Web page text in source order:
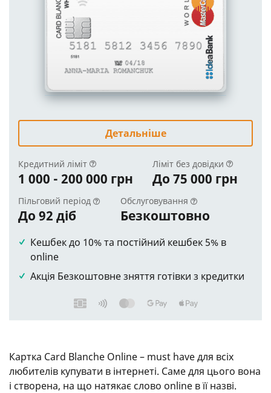
Детальніше
Кредитний ліміт
1 000 - 200 000 грн
Ліміт без довідки
До 75 000 грн
Пільговий період
До 92 діб
Обслуговування
Безкоштовно
Кешбек до 10% та постійний кешбек 5% в
online
Акція Безкоштовне зняття готівки з кредитки
Картка Card Blanche Online – must have для всіх
любителів купувати в інтернеті. Саме для цього вона
і створена, на що натякає слово online в її назві.